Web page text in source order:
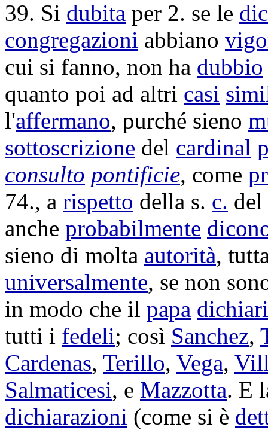
39. Si dubita per 2. se le
congregazioni abbiano
cui si fanno, non ha dubbio
quanto poi ad altri casi
l'affermano, purché sieno
sottoscrizione del cardinal
consulto pontificie, come
74., a rispetto della s. c. del
anche probabilmente
sieno di molta autorità,
universalmente, se non
in modo che il papa dichiari
tutti i fedeli; così Sanchez,
Cardenas, Terillo, Vega,
Salmaticesi, e Mazzotta. E
dichiarazioni (come si è